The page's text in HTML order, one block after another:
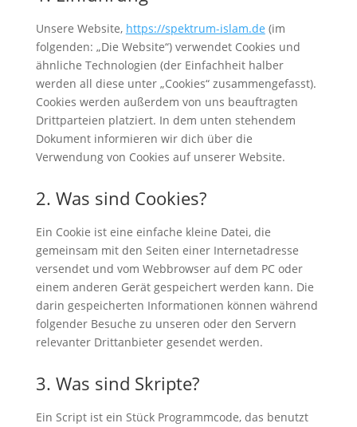
Unsere Website, https://spektrum-islam.de (im
folgenden: „Die Website“) verwendet Cookies und
ähnliche Technologien (der Einfachheit halber
werden all diese unter „Cookies“ zusammengefasst).
Cookies werden außerdem von uns beauftragten
Drittparteien platziert. In dem unten stehendem
Dokument informieren wir dich über die
Verwendung von Cookies auf unserer Website.
2. Was sind Cookies?
Ein Cookie ist eine einfache kleine Datei, die
gemeinsam mit den Seiten einer Internetadresse
versendet und vom Webbrowser auf dem PC oder
einem anderen Gerät gespeichert werden kann. Die
darin gespeicherten Informationen können während
folgender Besuche zu unseren oder den Servern
relevanter Drittanbieter gesendet werden.
3. Was sind Skripte?
Ein Script ist ein Stück Programmcode, das benutzt